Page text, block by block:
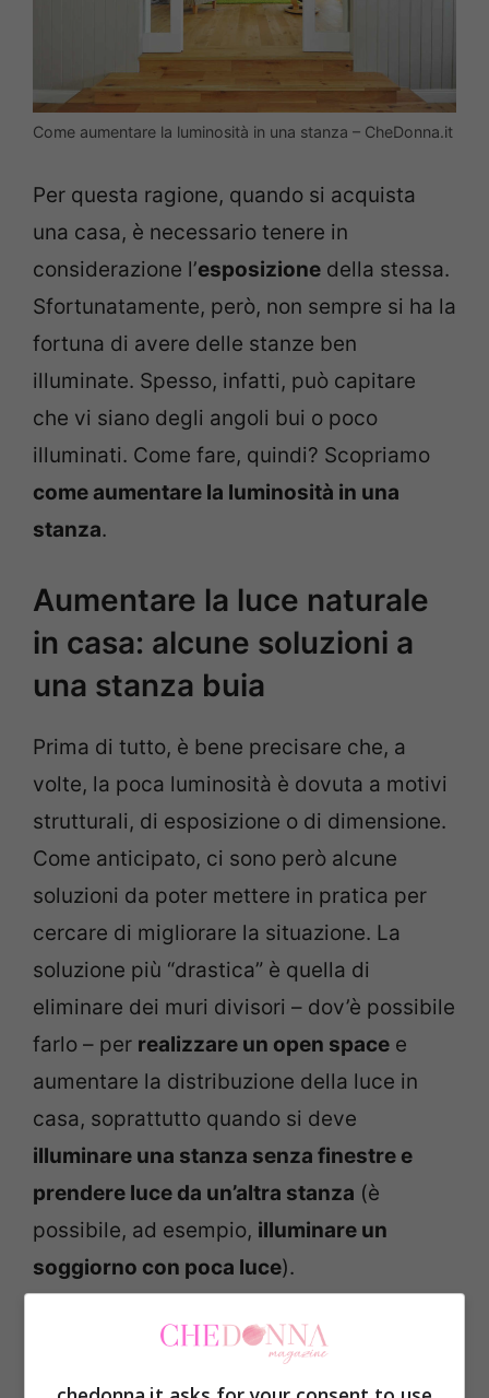
Come aumentare la luminosità in una stanza – CheDonna.it
Per questa ragione, quando si acquista
una casa, è necessario tenere in
considerazione l’esposizione della stessa.
Sfortunatamente, però, non sempre si ha la
fortuna di avere delle stanze ben
illuminate. Spesso, infatti, può capitare
che vi siano degli angoli bui o poco
illuminati. Come fare, quindi? Scopriamo
come aumentare la luminosità in una
stanza.
Aumentare la luce naturale
in casa: alcune soluzioni a
una stanza buia
Prima di tutto, è bene precisare che, a
volte, la poca luminosità è dovuta a motivi
strutturali, di esposizione o di dimensione.
Come anticipato, ci sono però alcune
soluzioni da poter mettere in pratica per
cercare di migliorare la situazione. La
soluzione più “drastica” è quella di
eliminare dei muri divisori – dov’è possibile
farlo – per realizzare un open space e
aumentare la distribuzione della luce in
casa, soprattutto quando si deve
illuminare una stanza senza finestre e
prendere luce da un’altra stanza (è
possibile, ad esempio, illuminare un
soggiorno con poca luce).